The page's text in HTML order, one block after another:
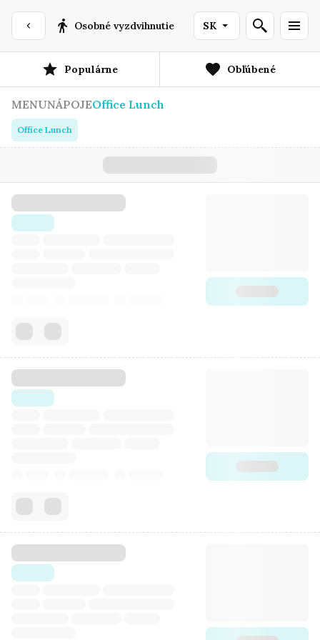
Osobné vyzdvihnutie SK
Populárne Obľúbené
MENUNÁPOJEOffice Lunch
Office Lunch